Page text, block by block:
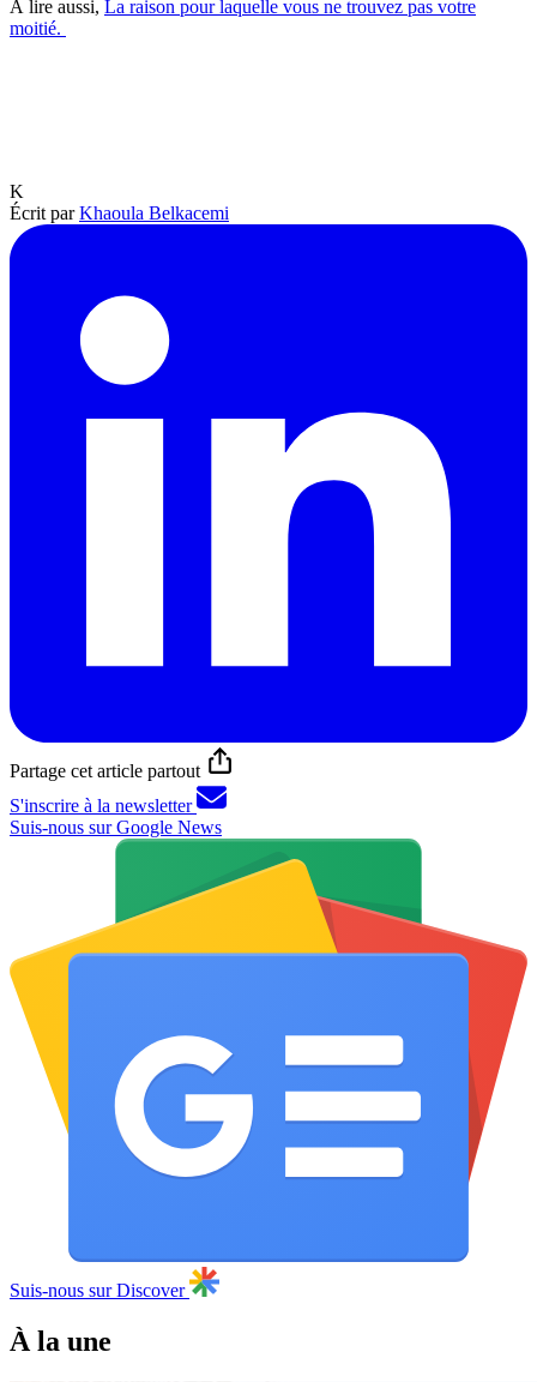
À lire aussi, La raison pour laquelle vous ne trouvez pas votre
moitié.
K
Écrit parKhaoula Belkacemi
Partage cet article partout
S'inscrire à la newsletter
Suis-nous sur Google News
Suis-nous sur Discover
À la une